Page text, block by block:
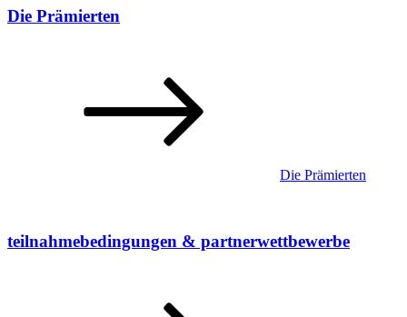
Die Prämierten
Die Prämierten
teilnahmebedingungen & partnerwettbewerbe